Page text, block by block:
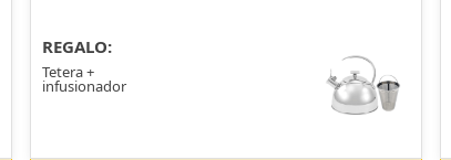
REGALO:
Tetera +
infusionador